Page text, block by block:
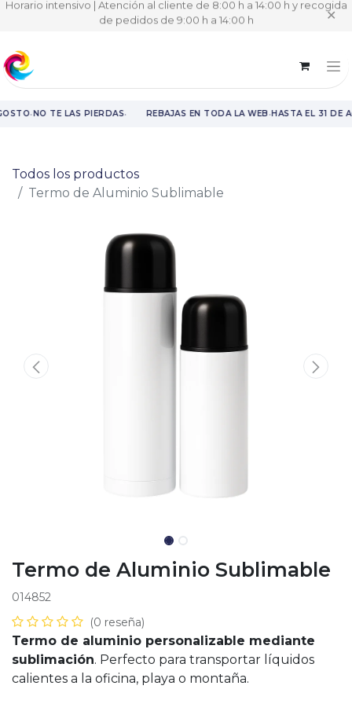
Horario intensivo | Atención al cliente de 8:00 h a 14:00 h y recogida
de pedidos de 9:00 h a 14:00 h
✕
·NO TE LAS PIERDAS· REBAJAS EN TODA LA WEB·HASTA EL 31 DE
Todos los productos
Termo de Aluminio Sublimable
Termo de Aluminio Sublimable
014852
(0 reseña)
Termo de aluminio personalizable mediante
sublimación. Perfecto para transportar líquidos
calientes a la oficina, playa o montaña.